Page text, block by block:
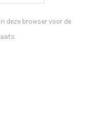
deze browser voor de